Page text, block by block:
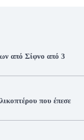
από Σίφνο από 3
που έπεσε